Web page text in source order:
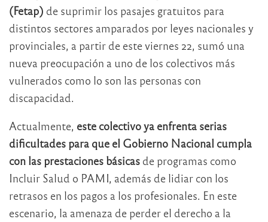
(Fetap) de suprimir los pasajes gratuitos para
distintos sectores amparados por leyes nacionales y
provinciales, a partir de este viernes 22, sumó una
nueva preocupación a uno de los colectivos más
vulnerados como lo son las personas con
discapacidad.
Actualmente, este colectivo ya enfrenta serias
dificultades para que el Gobierno Nacional cumpla
con las prestaciones básicas de programas como
Incluir Salud o PAMI, además de lidiar con los
retrasos en los pagos a los profesionales. En este
escenario, la amenaza de perder el derecho a la